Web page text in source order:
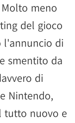
meno
del gioco
l'annuncio di
smentito da
di
Nintendo,
tutto nuovo e